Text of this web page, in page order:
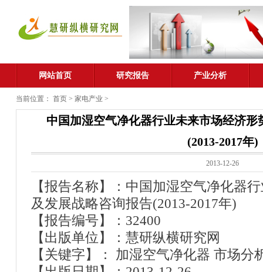
网站首页 研究报告 产业分析
当前位置： 首页> 家电产业 >
中国加湿空气净化器行业未来市场经济
(2013-2017年)
2013-12-26
【报告名称】：中国加湿空气净化器
及发展战略咨询报告(2013-2017年)
【报告编号】：32400
【出版单位】：慧研纵横研究网
【关键字】： 加湿空气净化器 市场分